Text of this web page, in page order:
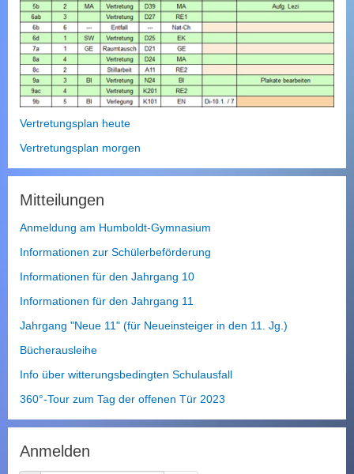
Vertretungsplan heute
Vertretungsplan morgen
Mitteilungen
Anmeldung am Humboldt-Gymnasium
Informationen zur Schülerbeförderung
Informationen für den Jahrgang 10
Informationen für den Jahrgang 11
Jahrgang "Neue 11" (für Neueinsteiger in den 11. Jg.)
Bücherausleihe
Info über witterungsbedingten Schulausfall
360°-Tour zum Tag der offenen Tür 2023
Anmelden